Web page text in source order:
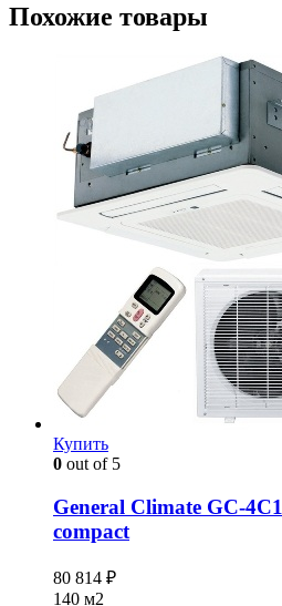
Похожие товары
Купить
0 out of 5
General Climate GC-
compact
80 814 ₽
140 м2